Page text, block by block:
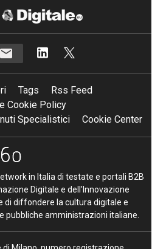
Tags
Rss Feed
Cookie Policy
Specialistici
Cookie Center
in Italia di testate e portali B2B
Digitale e dell’Innovazione
di diffondere la cultura digitale e
pubbliche amministrazioni italiane.